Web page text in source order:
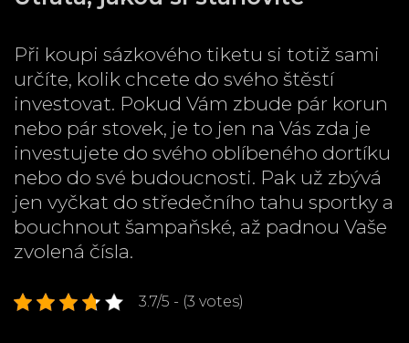
Při koupi sázkového tiketu si totiž sami
určíte, kolik chcete do svého štěstí
investovat. Pokud Vám zbude pár korun
nebo pár stovek, je to jen na Vás zda je
investujete do svého oblíbeného dortíku
nebo do své budoucnosti. Pak už zbývá
jen vyčkat do středečního tahu sportky a
bouchnout šampaňské, až padnou Vaše
zvolená čísla.
3.7/5 - (3 votes)